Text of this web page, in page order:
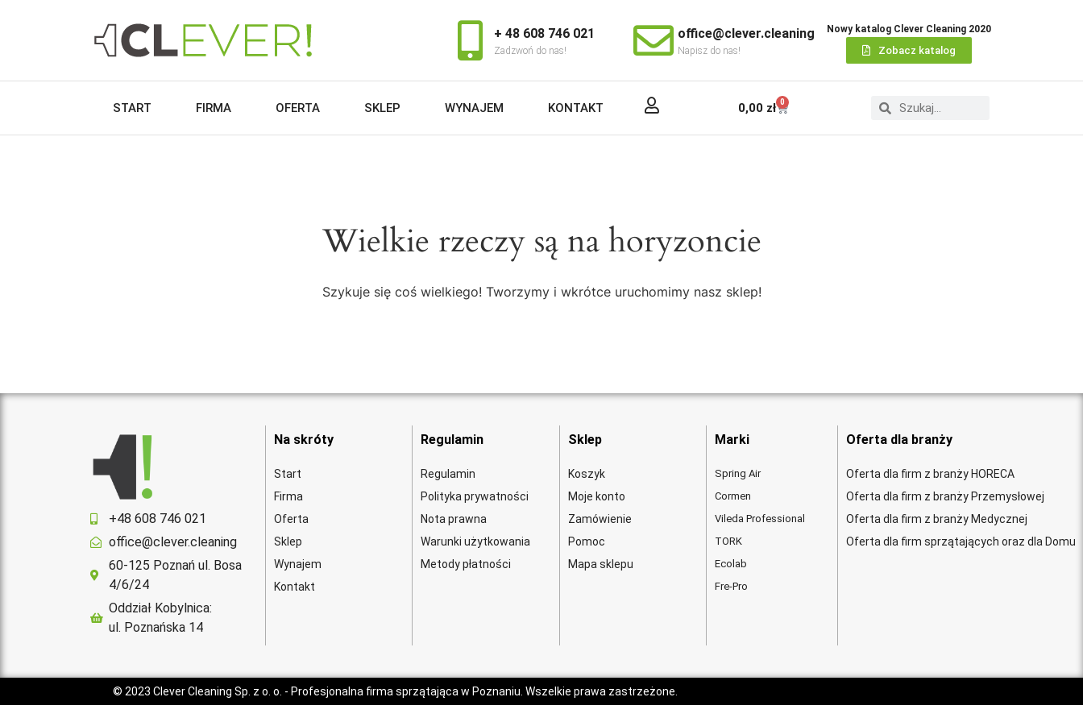
+ 48 608 746 021
Zadzwoń do nas!
office@clever.cleaning
Napisz do nas!
Nowy katalog Clever Cleaning 2020
Zobacz katalog
START FIRMA OFERTA SKLEP WYNAJEM KONTAKT 0,00 zł 0
Wielkie rzeczy są na horyzoncie
Szykuje się coś wielkiego! Tworzymy i wkrótce uruchomimy nasz sklep!
+48 608 746 021
office@clever.cleaning
60-125 Poznań ul. Bosa
4/6/24
Oddział Kobylnica:
ul. Poznańska 14
Na skróty
Start
Firma
Oferta
Sklep
Wynajem
Kontakt
Regulamin
Regulamin
Polityka prywatności
Nota prawna
Warunki użytkowania
Metody płatności
Sklep
Koszyk
Moje konto
Zamówienie
Pomoc
Mapa sklepu
Marki
Spring Air
Cormen
Vileda Professional
TORK
Ecolab
Fre-Pro
Oferta dla branży
Oferta dla firm z branży HORECA
Oferta dla firm z branży Przemysłowej
Oferta dla firm z branży Medycznej
Oferta dla firm sprzątających oraz dla Domu
© 2023 Clever Cleaning Sp. z o. o. - Profesjonalna firma sprzątająca w Poznaniu. Wszelkie prawa zastrzeżone.